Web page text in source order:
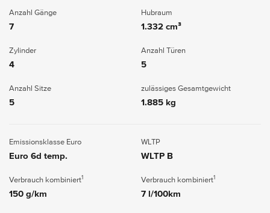
Anzahl Gänge
7
Hubraum
1.332 cm³
Zylinder
4
Anzahl Türen
5
Anzahl Sitze
5
zulässiges Gesamtgewicht
1.885 kg
Emissionsklasse Euro
Euro 6d temp.
WLTP
WLTP B
Verbrauch kombiniert1
150 g/km
Verbrauch kombiniert1
7 l/100km